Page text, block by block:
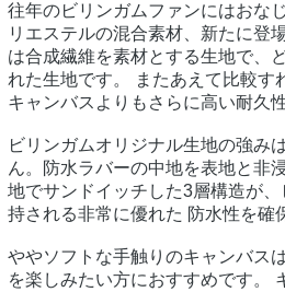
往年のビリンガムファンにはおな
リエステルの混合素材、新たに登
は合成繊維を素材とする生地で、
れた生地です。 またあえて比較す
キャンバスよりもさらに高い耐久
ビリンガムオリジナル生地の強み
ん。防水ラバーの中地を表地と非
地でサンドイッチした3層構造が
持される非常に優れた 防水性を確
ややソフトな手触りのキャンバス
を楽しみたい方におすすめです。